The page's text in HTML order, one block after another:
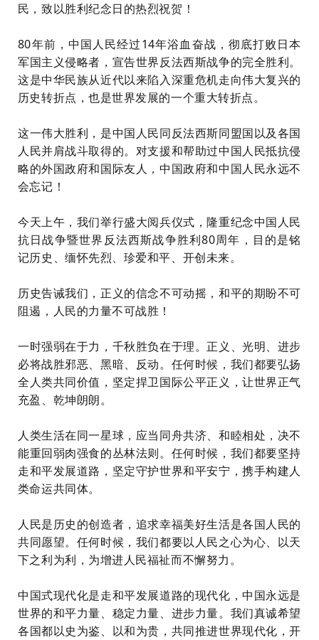
民，致以胜利纪念日的热烈祝贺！
80年前，中国人民经过14年浴血奋战，彻底打败日本
军国主义侵略者，宣告世界反法西斯战争的完全胜利。
这是中华民族从近代以来陷入深重危机走向伟大复兴的
历史转折点，也是世界发展的一个重大转折点。
这一伟大胜利，是中国人民同反法西斯同盟国以及各国
人民并肩战斗取得的。对支援和帮助过中国人民抵抗侵
略的外国政府和国际友人，中国政府和中国人民永远不
会忘记！
今天上午，我们举行盛大阅兵仪式，隆重纪念中国人民
抗日战争暨世界反法西斯战争胜利80周年，目的是铭
记历史、缅怀先烈、珍爱和平、开创未来。
历史告诫我们，正义的信念不可动摇，和平的期盼不可
阻遏，人民的力量不可战胜！
一时强弱在于力，千秋胜负在于理。正义、光明、进步
必将战胜邪恶、黑暗、反动。任何时候，我们都要弘扬
全人类共同价值，坚定捍卫国际公平正义，让世界正气
充盈、乾坤朗朗。
人类生活在同一星球，应当同舟共济、和睦相处，决不
能重回弱肉强食的丛林法则。任何时候，我们都要坚持
走和平发展道路，坚定守护世界和平安宁，携手构建人
类命运共同体。
人民是历史的创造者，追求幸福美好生活是各国人民的
共同愿望。任何时候，我们都要以人民之心为心、以天
下之利为利，为增进人民福祉而不懈努力。
中国式现代化是走和平发展道路的现代化，中国永远是
世界的和平力量、稳定力量、进步力量。我们真诚希望
各国都以史为鉴、以和为贵，共同推进世界现代化，开